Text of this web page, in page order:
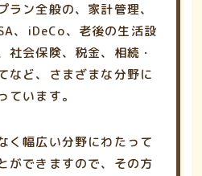
ラン全般の、家計管理、
、iDeCo、老後の生活設
社会保険、税金、相続・
など、さまざまな分野に
ています。
く幅広い分野にわたって
ができますので、その方